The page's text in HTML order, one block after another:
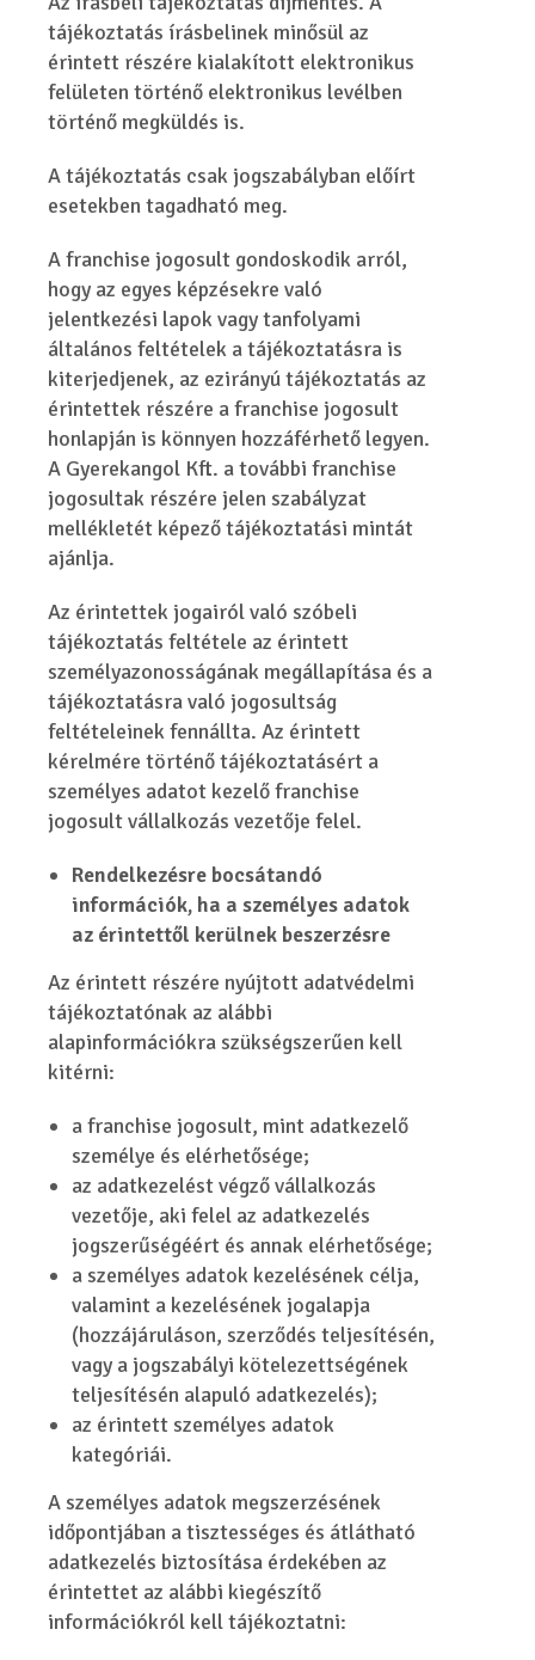
tájékoztatás írásbelinek minősül az
érintett részére kialakított elektronikus
felületen történő elektronikus levélben
történő megküldés is.
A tájékoztatás csak jogszabályban előírt
esetekben tagadható meg.
A franchise jogosult gondoskodik arról,
hogy az egyes képzésekre való
jelentkezési lapok vagy tanfolyami
általános feltételek a tájékoztatásra is
kiterjedjenek, az ezirányú tájékoztatás az
érintettek részére a franchise jogosult
honlapján is könnyen hozzáférhető legyen.
A Gyerekangol Kft. a további franchise
jogosultak részére jelen szabályzat
mellékletét képező tájékoztatási mintát
ajánlja.
Az érintettek jogairól való szóbeli
tájékoztatás feltétele az érintett
személyazonosságának megállapítása és a
tájékoztatásra való jogosultság
feltételeinek fennállta. Az érintett
kérelmére történő tájékoztatásért a
személyes adatot kezelő franchise
jogosult vállalkozás vezetője felel.
Rendelkezésre bocsátandó
információk, ha a személyes adatok
az érintettől kerülnek beszerzésre
Az érintett részére nyújtott adatvédelmi
tájékoztatónak az alábbi
alapinformációkra szükségszerűen kell
kitérni:
a franchise jogosult, mint adatkezelő
személye és elérhetősége;
az adatkezelést végző vállalkozás
vezetője, aki felel az adatkezelés
jogszerűségéért és annak elérhetősége;
a személyes adatok kezelésének célja,
valamint a kezelésének jogalapja
(hozzájáruláson, szerződés teljesítésén,
vagy a jogszabályi kötelezettségének
teljesítésén alapuló adatkezelés);
az érintett személyes adatok
kategóriái.
A személyes adatok megszerzésének
időpontjában a tisztességes és átlátható
adatkezelés biztosítása érdekében az
érintettet az alábbi kiegészítő
információkról kell tájékoztatni: